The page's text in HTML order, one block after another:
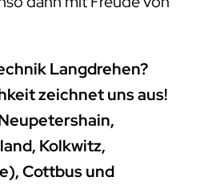
Langdrehen?
zeichnet uns aus!
Kolkwitz,
Cottbus und